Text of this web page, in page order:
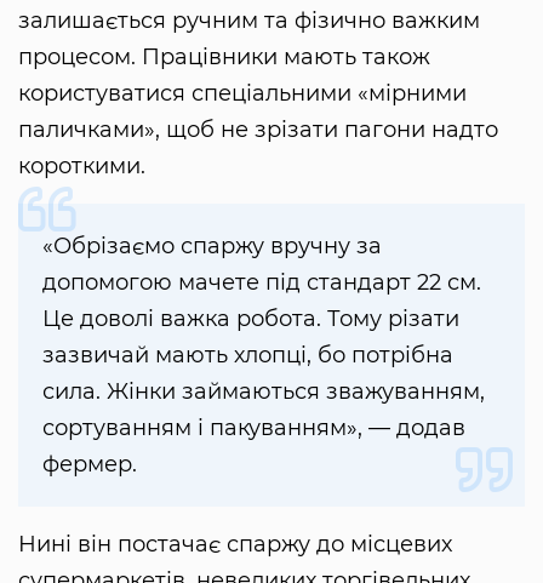
залишається ручним та фізично важким
процесом. Працівники мають також
користуватися спеціальними «мірними
паличками», щоб не зрізати пагони надто
короткими.
«Обрізаємо спаржу вручну за
допомогою мачете під стандарт 22 см.
Це доволі важка робота. Тому різати
зазвичай мають хлопці, бо потрібна
сила. Жінки займаються зважуванням,
сортуванням і пакуванням», — додав
фермер.
Нині він постачає спаржу до місцевих